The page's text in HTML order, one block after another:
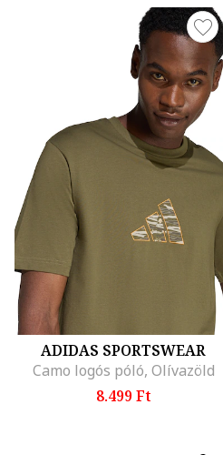
ADIDAS SPORTSWEAR
Camo logós póló, Olívazöld
8.499 Ft